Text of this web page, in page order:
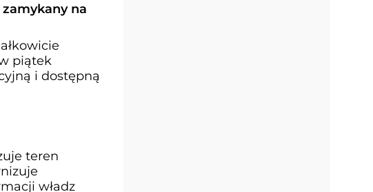
na
piątek
i dostępną
teren
władz